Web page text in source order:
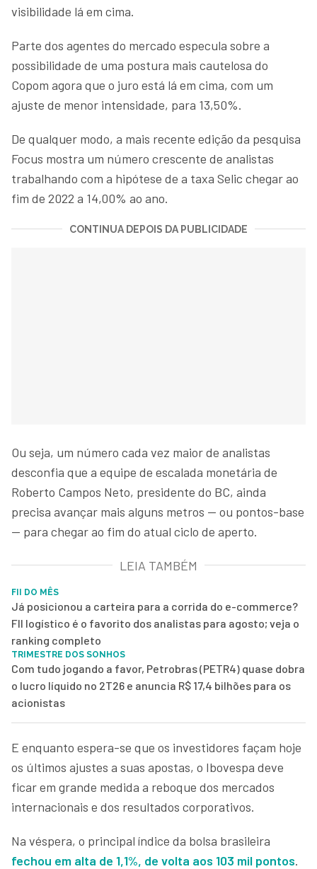
visibilidade lá em cima.
Parte dos agentes do mercado especula sobre a
possibilidade de uma postura mais cautelosa do
Copom agora que o juro está lá em cima, com um
ajuste de menor intensidade, para 13,50%.
De qualquer modo, a mais recente edição da pesquisa
Focus mostra um número crescente de analistas
trabalhando com a hipótese de a taxa Selic chegar ao
fim de 2022 a 14,00% ao ano.
CONTINUA DEPOIS DA PUBLICIDADE
Ou seja, um número cada vez maior de analistas
desconfia que a equipe de escalada monetária de
Roberto Campos Neto, presidente do BC, ainda
precisa avançar mais alguns metros — ou pontos-base
— para chegar ao fim do atual ciclo de aperto.
LEIA TAMBÉM
FII DO MÊS
Já posicionou a carteira para a corrida do e-commerce?
FII logístico é o favorito dos analistas para agosto; veja o
ranking completo
TRIMESTRE DOS SONHOS
Com tudo jogando a favor, Petrobras (PETR4) quase dobra
o lucro líquido no 2T26 e anuncia R$ 17,4 bilhões para os
acionistas
E enquanto espera-se que os investidores façam hoje
os últimos ajustes a suas apostas, o Ibovespa deve
ficar em grande medida a reboque dos mercados
internacionais e dos resultados corporativos.
Na véspera, o principal índice da bolsa brasileira
fechou em alta de 1,1%, de volta aos 103 mil pontos.